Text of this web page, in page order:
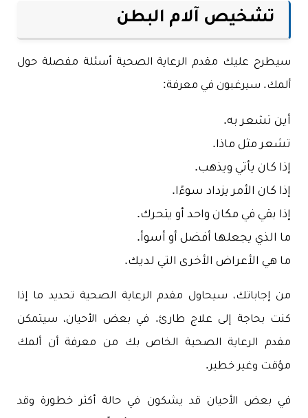
تشخيص آلام البطن
سيطرح عليك مقدم الرعاية الصحية أسئلة مفصلة حول
ألمك. سيرغبون في معرفة:
أين تشعر به.
تشعر مثل ماذا.
إذا كان يأتي ويذهب.
إذا كان الأمر يزداد سوءًا.
إذا بقي في مكان واحد أو يتحرك.
ما الذي يجعلها أفضل أو أسوأ.
ما هي الأعراض الأخرى التي لديك.
من إجاباتك، سيحاول مقدم الرعاية الصحية تحديد ما إذا
كنت بحاجة إلى علاج طارئ. في بعض الأحيان، سيتمكن
مقدم الرعاية الصحية الخاص بك من معرفة أن ألمك
مؤقت وغير خطير.
في بعض الأحيان قد يشكون في حالة أكثر خطورة وقد